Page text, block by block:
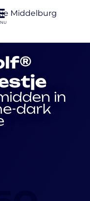
Middelburg
in
dark